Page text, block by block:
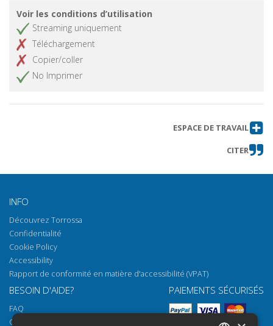
Voir les conditions d’utilisation
Streaming uniquement
Téléchargement
Copier/coller
No Imprimer
ESPACE DE TRAVAIL
CITER
INFO
Découvrez Torrossa
Confidentialité
Cookie Policy
Accessibility
Rapport de conformité en matière d'accessibilité (VPAT)
BESOIN D'AIDE?
FAQ
Comment ouvrir nos documents
PAIEMENTS SÉCURISÉS